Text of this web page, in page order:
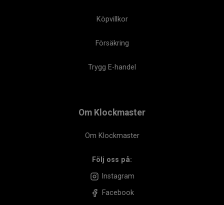
Köpvillkor
Försäkring
Trygg E-handel
Om Klockmaster
Om Klockmaster
Följ oss på:
Instagram
Facebook